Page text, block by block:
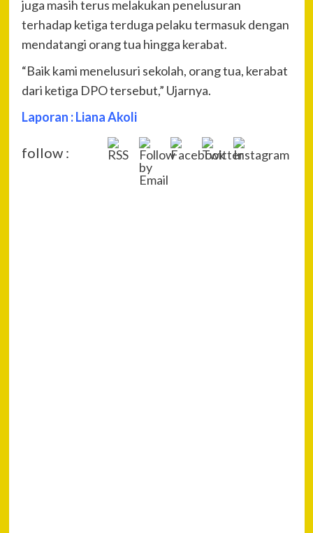
juga masih terus melakukan penelusuran
terhadap ketiga terduga pelaku termasuk dengan
mendatangi orang tua hingga kerabat.
“Baik kami menelusuri sekolah, orang tua, kerabat
dari ketiga DPO tersebut,” Ujarnya.
Laporan : Liana Akoli
follow :